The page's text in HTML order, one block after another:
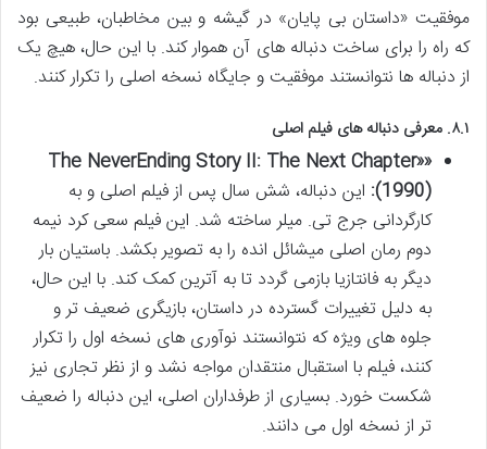
موفقیت «داستان بی پایان» در گیشه و بین مخاطبان، طبیعی بود
که راه را برای ساخت دنباله های آن هموار کند. با این حال، هیچ یک
از دنباله ها نتوانستند موفقیت و جایگاه نسخه اصلی را تکرار کنند.
۸.۱. معرفی دنباله های فیلم اصلی
«The NeverEnding Story II: The Next Chapter»
(1990): این دنباله، شش سال پس از فیلم اصلی و به
کارگردانی جرج تی. میلر ساخته شد. این فیلم سعی کرد نیمه
دوم رمان اصلی میشائل انده را به تصویر بکشد. باستیان بار
دیگر به فانتازیا بازمی گردد تا به آترین کمک کند. با این حال،
به دلیل تغییرات گسترده در داستان، بازیگری ضعیف تر و
جلوه های ویژه که نتوانستند نوآوری های نسخه اول را تکرار
کنند، فیلم با استقبال منتقدان مواجه نشد و از نظر تجاری نیز
شکست خورد. بسیاری از طرفداران اصلی، این دنباله را ضعیف
تر از نسخه اول می دانند.